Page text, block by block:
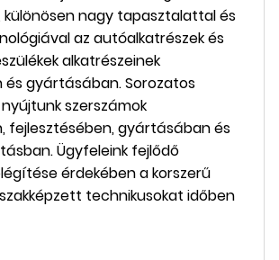
különösen nagy tapasztalattal és
az autóalkatrészek és
alkatrészeinek
és gyártásában. Sorozatos
szerszámok
fejlesztésében, gyártásában és
Ügyfeleink fejlődő
érdekében a korszerű
technikusokat időben